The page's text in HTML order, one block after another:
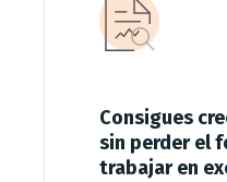
Consigues
sin perder el
trabajar en